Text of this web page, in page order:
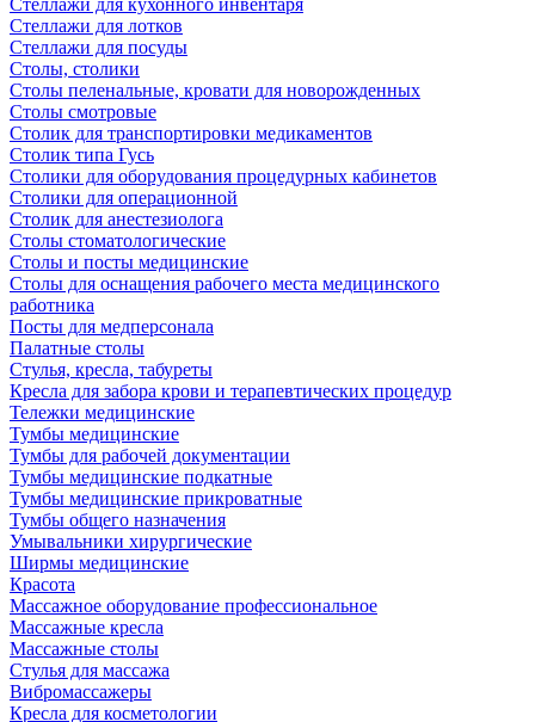
Стеллажи для кухонного инвентаря
Стеллажи для лотков
Стеллажи для посуды
Столы, столики
Столы пеленальные, кровати для новорожденных
Столы смотровые
Столик для транспортировки медикаментов
Столик типа Гусь
Столики для оборудования процедурных кабинетов
Столики для операционной
Столик для анестезиолога
Столы стоматологические
Столы и посты медицинские
Столы для оснащения рабочего места медицинского
работника
Посты для медперсонала
Палатные столы
Стулья, кресла, табуреты
Кресла для забора крови и терапевтических процедур
Тележки медицинские
Тумбы медицинские
Тумбы для рабочей документации
Тумбы медицинские подкатные
Тумбы медицинские прикроватные
Тумбы общего назначения
Умывальники хирургические
Ширмы медицинские
Красота
Массажное оборудование профессиональное
Массажные кресла
Массажные столы
Стулья для массажа
Вибромассажеры
Кресла для косметологии